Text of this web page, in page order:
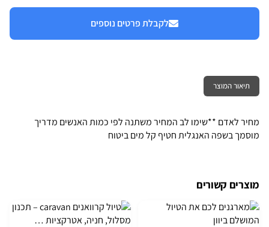
לקבלת פרטים נוספים
תיאור המוצר
מחיר לאדם **שימו לב המחיר משתנה לפי כמות האנשים מדריך
מוסמך בשפה האנגלית חטיף קל מים ביטוח
מוצרים קשורים